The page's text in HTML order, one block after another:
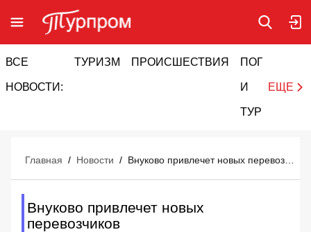
ВСЕ
НОВОСТИ:
ТУРИЗМ ПРОИСШЕСТВИЯ ПОГОДА
И
ТУРИЗМ
ЕЩЕ
Главная / Новости /
Внуково привлечет новых
перевозчиков